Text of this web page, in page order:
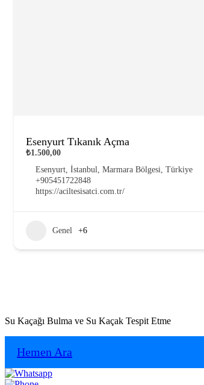
Esenyurt Tıkanık Açma
₺1.500,00
Esenyurt, İstanbul, Marmara Bölgesi, Türkiye
+905451722848
https://aciltesisatci.com.tr/
Genel +6
Su Kaçağı Bulma ve Su Kaçak Tespit Etme
Hemen Ara